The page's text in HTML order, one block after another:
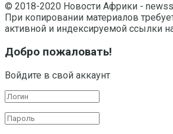
© 2018-2020 Новости Африки -
При копировании материалов
активной и индексируемой ссылки
Добро пожаловать!
Войдите в свой аккаунт